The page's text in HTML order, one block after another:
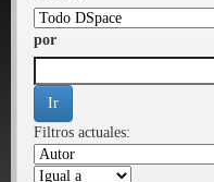
por
Filtros actuales: